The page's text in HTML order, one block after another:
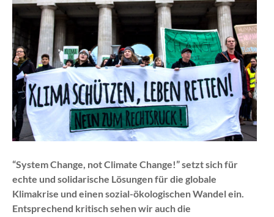
“System Change, not Climate Change!” setzt sich für
echte und solidarische Lösungen für die globale
Klimakrise und einen sozial-ökologischen Wandel ein.
Entsprechend kritisch sehen wir auch die